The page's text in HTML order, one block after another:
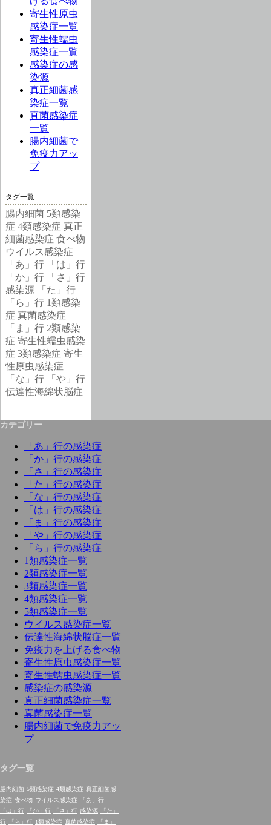
寄生性原虫
感染症一覧
寄生性蠕虫
感染症一覧
感染症の感
染源
真正細菌感
染症一覧
真菌感染症
一覧
腸内細菌で
免疫力アッ
プ
タグ一覧
腸内細菌 5類感染
症 4類感染症 真正
細菌感染症 食べ物
ウイルス感染症
「あ」行
「は」行
「か」行
「さ」行
感染源
「た」行
「ら」行 1類感染
症 真菌感染症
「ま」行 2類感染
症 寄生性蠕虫感染
症 3類感染症 寄生
性原虫感染症
「な」行
「や」行
伝達性海綿状脳症
カテゴリー
「あ」行の感染症
「か」行の感染症
「さ」行の感染症
「た」行の感染症
「な」行の感染症
「は」行の感染症
「ま」行の感染症
「や」行の感染症
「ら」行の感染症
1類感染症一覧
2類感染症一覧
3類感染症一覧
4類感染症一覧
5類感染症一覧
ウイルス感染症一覧
伝達性海綿状脳症一覧
免疫力を上げる食べ物
寄生性原虫感染症一覧
寄生性蠕虫感染症一覧
感染症の感染源
真正細菌感染症一覧
真菌感染症一覧
腸内細菌で免疫力アッ
プ
タグ一覧
腸内細菌 5類感染症 4類感染症 真正細菌感
染症 食べ物 ウイルス感染症
「あ」行
「は」行
「か」行 「さ」行 感染源
「た」
行
「ら」行 1類感染症 真菌感染症
「ま」